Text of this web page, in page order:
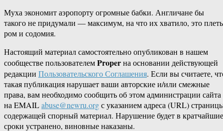
Муха экономит аэропорту огромные бабки. Англичане бы
такого не придумали — максимум, на что их хватило, это
ром и содомия.
Настоящий материал самостоятельно опубликован в нашем
сообществе пользователемProperна основании действующей
редакции Пользовательского Соглашения. Если вы считаете,
такая публикация нарушает ваши авторские и/или смежные
права, вам необходимо сообщить об этом администрации сайта
на EMAILabuse@newru.orgс указанием адреса (URL)
содержащей спорный материал. Нарушение будет в кратчайшие
сроки устранено, виновные наказаны.